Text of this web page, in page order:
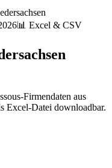
📊 Excel & CSV
-Firmendaten aus
Excel-Datei downloadbar.